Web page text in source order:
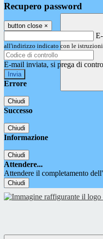
Recupero password
button close ×
all'indirizzo indicato con le istruzioni
E-mail inviata, si prega di
Errore
Chiudi
Successo
Chiudi
Informazione
Chiudi
Attendere...
Attendere il completamento
Chiudi